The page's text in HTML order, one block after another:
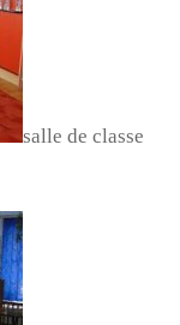
salle de classe